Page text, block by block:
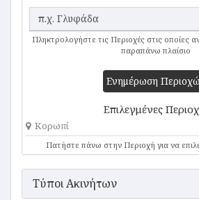
Πληκτρολογήστε τις Περιοχές στις οποίες
παραπάνω πλαίσιο
Ενημέρωση
Επιλεγμένες
Κορωπί
Πατήστε πάνω στην Περιοχή για να
Τύποι Ακινήτων